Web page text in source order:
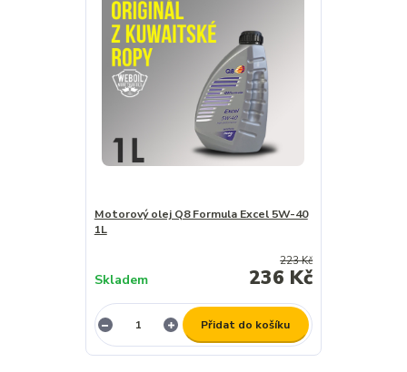
Motorový olej Q8 Formula Excel 5W-40
1L
223 Kč
236 Kč
Skladem
Přidat do košíku